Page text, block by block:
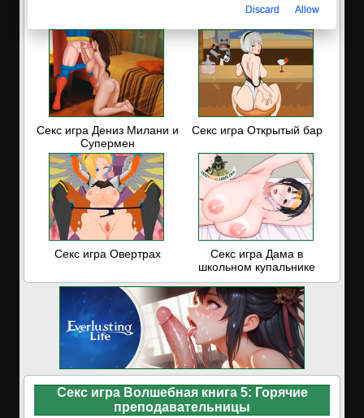
Секс игра Дениз Милани и
Супермен
Секс игра Открытый бар
Секс игра Овертрах
Секс игра Дама в
школьном купальнике
Секс игра Волшебная книга 5: Горячие
преподавательницы
Discard Allow